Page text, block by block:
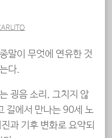
말이 무엇에 연유한 것
다.
굉음 소리, 그치지 않
길에서 만나는 90세 노
과 기후 변화로 요약되